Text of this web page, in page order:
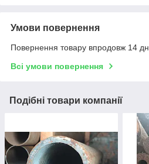
Умови повернення
Повернення товару впродовж 14
Всі умови повернення
Подібні товари компанії